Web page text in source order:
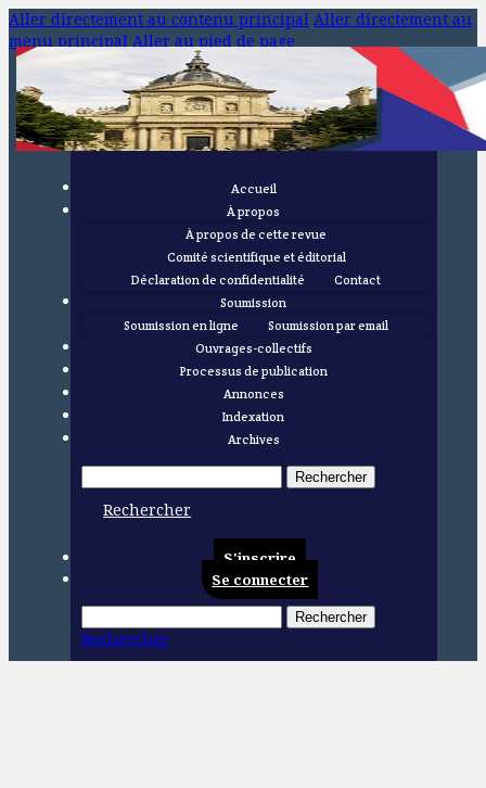
Aller directement au contenu principal Aller directement au
menu principal Aller au pied de page
Accueil
À propos
À propos de cette revue
Comité scientifique et éditorial
Déclaration de confidentialité
Contact
Soumission
Soumission en ligne
Soumission par email
Ouvrages-collectifs
Processus de publication
Annonces
Indexation
Archives
Rechercher
Rechercher
S'inscrire
Se connecter
Rechercher
Rechercher